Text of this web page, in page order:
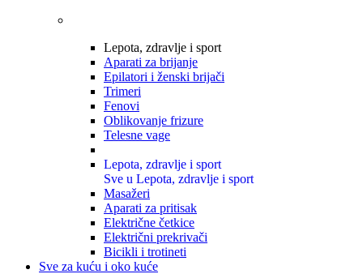
Lepota, zdravlje i sport
Aparati za brijanje
Epilatori i ženski brijači
Trimeri
Fenovi
Oblikovanje frizure
Telesne vage
Lepota, zdravlje i sport
Sve u Lepota, zdravlje i sport
Masažeri
Aparati za pritisak
Električne četkice
Električni prekrivači
Bicikli i trotineti
Sve za kuću i oko kuće